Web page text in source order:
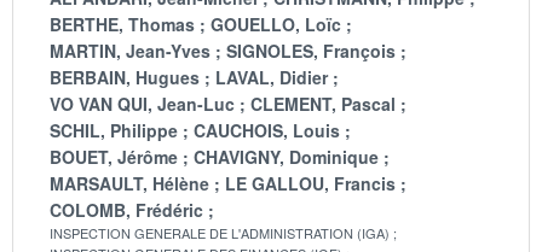
BERTHE, Thomas
GOUELLO, Loïc
MARTIN, Jean-Yves
SIGNOLES, François
BERBAIN, Hugues
LAVAL, Didier
VO VAN QUI, Jean-Luc
CLEMENT, Pascal
SCHIL, Philippe
CAUCHOIS, Louis
BOUET, Jérôme
CHAVIGNY, Dominique
MARSAULT, Hélène
LE GALLOU, Francis
COLOMB, Frédéric
INSPECTION GENERALE DE L'ADMINISTRATION (IGA)